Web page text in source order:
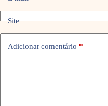
Site
Adicionar comentário *